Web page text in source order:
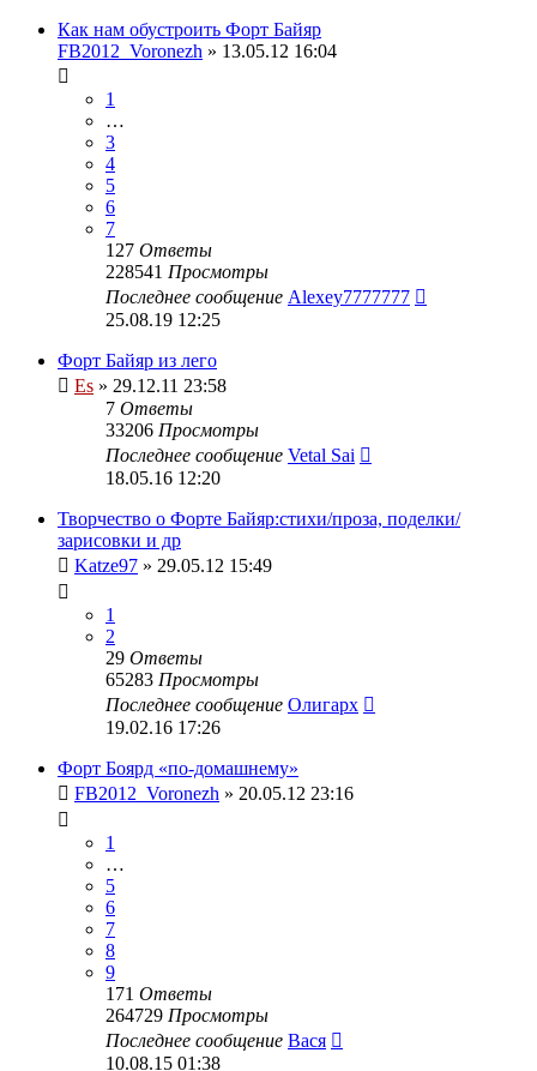
Как нам обустроить Форт Байяр
FB2012_Voronezh » 13.05.12 16:04
1
…
3
4
5
6
7
127 Ответы
228541 Просмотры
Последнее сообщение Alexey7777777
25.08.19 12:25
Форт Байяр из лего
Es » 29.12.11 23:58
7 Ответы
33206 Просмотры
Последнее сообщение Vetal Sai
18.05.16 12:20
Творчество о Форте Байяр:стихи/проза, поделки/
зарисовки и др
Katze97 » 29.05.12 15:49
1
2
29 Ответы
65283 Просмотры
Последнее сообщение Олигарх
19.02.16 17:26
Форт Боярд «по-домашнему»
FB2012_Voronezh » 20.05.12 23:16
1
…
5
6
7
8
9
171 Ответы
264729 Просмотры
Последнее сообщение Вася
10.08.15 01:38